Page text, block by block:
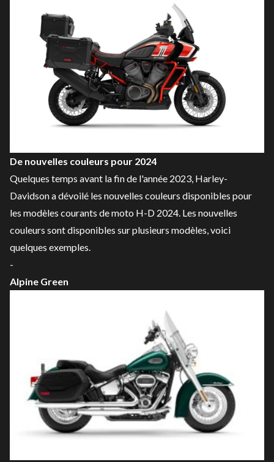
De nouvelles couleurs pour 2024
Quelques temps avant la fin de l'année 2023, Harley-
Davidson a dévoilé les nouvelles couleurs disponibles pour
les modèles courants de moto H-D 2024. Les nouvelles
couleurs sont disponibles sur plusieurs modèles, voici
quelques exemples.
-
Alpine Green